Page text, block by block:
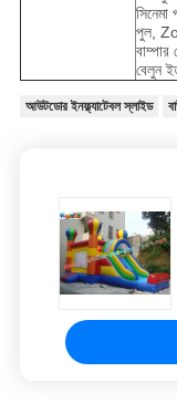
পুল,
বেলুন
আউটডোর ইনফ্ল্যাটেবল স্লাইড